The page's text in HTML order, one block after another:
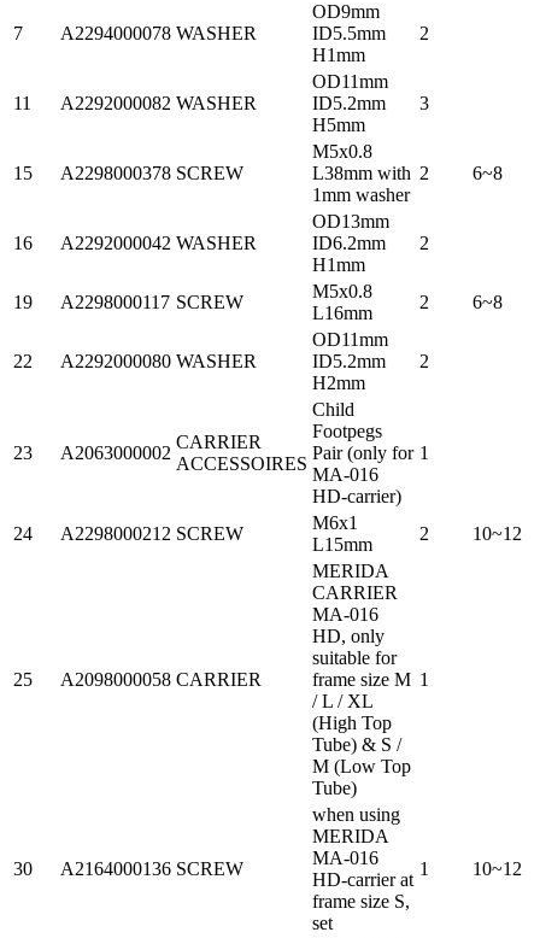
7 A2294000078 WASHER
OD9mm
ID5.5mm
H1mm
2
11 A2292000082 WASHER
OD11mm
ID5.2mm
H5mm
3
15 A2298000378 SCREW
M5x0.8
L38mm with
1mm washer
2 6~8
16 A2292000042 WASHER
OD13mm
ID6.2mm
H1mm
2
19 A2298000117 SCREW
M5x0.8
L16mm
2 6~8
22 A2292000080 WASHER
OD11mm
ID5.2mm
H2mm
2
23 A2063000002
CARRIER
ACCESSOIRES
Child
Footpegs
Pair (only for
MA-016
HD-carrier)
1
24 A2298000212 SCREW
M6x1
L15mm
2 10~12
25 A2098000058 CARRIER
MERIDA
CARRIER
MA-016
HD, only
suitable for
frame size M
/ L / XL
(High Top
Tube) & S /
M (Low Top
Tube)
1
30 A2164000136 SCREW
when using
MERIDA
MA-016
HD-carrier at
frame size S,
set
1 10~12